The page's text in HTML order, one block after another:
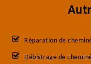
Réparation de
Débistrage de